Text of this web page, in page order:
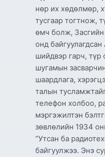
нөр их хөдөлмөр,
тусгаар тогтнож,
өмч болж, Засгийн
онд
шийдвэр гарч, түр
шугамын
шаардлага,
талын
телефон холбоо,
мэргэжилтэн
зөвлөлийн 1934
“Утсан ба
байгуулжээ. Энэ